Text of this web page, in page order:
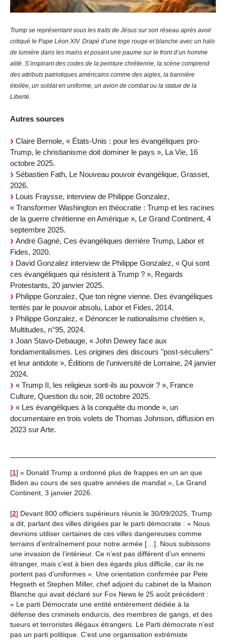
Trump se représentant sous les traits de Jésus sur son réseau après avoir
critiqué le Pape Léon XIV. Drapé d’une toge rouge et blanche avec un halo
de lumière dans les mains et posant une paume sur le front d’un homme
alité. S’inspirant des codes de la peinture chrétienne, la scène comprend
des attributs patriotiques américains comme des aigles, la bannière
étoilée, un soldat en uniforme, un avion de combat ou la statue de la
Liberté.
Autres sources
Claire Bernole, « États-Unis : pour les évangéliques pro-
Trump, le christianisme doit dominer le pays », La Vie, 16
octobre 2025.
Sébastien Fath, Le Nouveau pouvoir évangélique, Grasset,
2026.
Louis Fraysse, interview de Philippe Gonzalez,
« Transformer Washington en théocratie : Trump et les racines
de la guerre chrétienne en Amérique », Le Grand Continent, 4
septembre 2025.
André Gagné, Ces évangéliques derrière Trump, Labor et
Fides, 2020.
David Gonzalez interview de Philippe Gonzalez, « Qui sont
ces évangéliques qui résistent à Trump ? », Regards
Protestants, 20 janvier 2025.
Philippe Gonzalez, Que ton règne vienne. Des évangéliques
tentés par le pouvoir absolu, Labor et Fides, 2014.
Philippe Gonzalez, « Dénoncer le nationalisme chrétien »,
Multitudes, n°95, 2024.
Joan Stavo-Debauge, « John Dewey face aux
fondamentalismes. Les origines des discours "post-séculiers"
et leur antidote », Éditions de l’université de Lorraine, 24 janvier
2024.
« Trump II, les religieux sont-ils au pouvoir ? », France
Culture, Question du soir, 28 octobre 2025.
« Les évangéliques à la conquête du monde », un
documentaire en trois volets de Thomas Johnson, diffusion en
2023 sur Arte.
[1] « Donald Trump a ordonné plus de frappes en un an que
Biden au cours de ses quatre années de mandat », Le Grand
Continent, 3 janvier 2026.
[2] Devant 800 officiers supérieurs réunis le 30/09/2025, Trump
a dit, parlant des villes dirigées par le parti démocrate : « Nous
devrions utiliser certaines de ces villes dangereuses comme
terrains d’entraînement pour notre armée […]. Nous subissons
une invasion de l’intérieur. Ce n’est pas différent d’un ennemi
étranger, mais c’est à bien des égards plus difficile, car ils ne
portent pas d’uniformes ». Une orientation confirmée par Pete
Hegseth et Stephen Miller, chef adjoint du cabinet de la Maison
Blanche qui avait déclaré sur Fox News le 25 août précédent :
« Le parti Démocrate une entité entièrement dédiée à la
défense des criminels endurcis, des membres de gangs, et des
tueurs et terroristes illégaux étrangers. Le Parti démocrate n’est
pas un parti politique. C’est une organisation extrémiste